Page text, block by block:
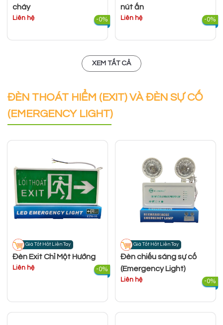
cháy
Liên hệ -0%
nút ấn
Liên hệ -0%
XEM TẤT CẢ
ĐÈN THOÁT HIỂM (EXIT) VÀ ĐÈN SỰ CỐ
(EMERGENCY LIGHT)
Giá Tốt Hốt Liền Tay
Đèn Exit Chỉ Một Hướng
Liên hệ -0%
Giá Tốt Hốt Liền Tay
Đèn chiếu sáng sự cố
(Emergency Light)
Liên hệ -0%